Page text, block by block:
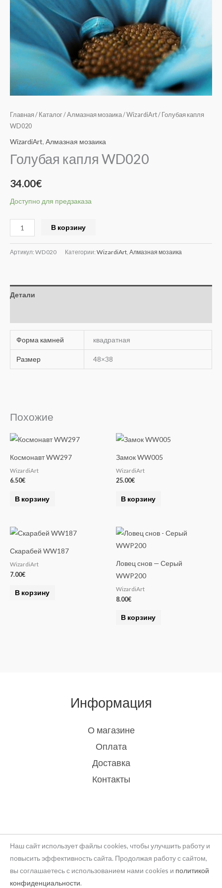
Главная / Каталог/Алмазная мозаика/WizardiArt/ Голубая капля
WD020
WizardiArt, Алмазная мозаика
Голубая капля WD020
34.00€
Доступно для предзаказа
В корзину
Артикул: WD020 Категории: WizardiArt Алмазная мозаика
Детали
Форма камней квадратная
Размер 48×38
Похожие
Космонавт WW297
WizardiArt
6.50€
В корзину
Замок WW005
WizardiArt
25.00€
В корзину
Скарабей WW187
WizardiArt
7.00€
В корзину
Ловец снов — Серый
WWP200
WizardiArt
8.00€
В корзину
Информация
О магазине
Оплата
Доставка
Контакты
Наш сайт использует файлы cookies, чтобы улучшить работу и
повысить эффективность сайта. Продолжая работу с сайтом,
вы соглашаетесь с использованием нами cookies и политикой
конфиденциальности.